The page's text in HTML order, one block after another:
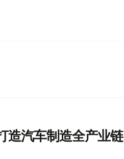
造汽车制造全产业链